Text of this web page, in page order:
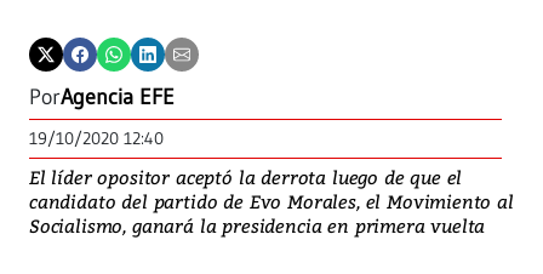
PorAgencia EFE
19/10/2020 12:40
El líder opositor aceptó la derrota luego de que el
candidato del partido de Evo Morales, el Movimiento al
Socialismo, ganará la presidencia en primera vuelta